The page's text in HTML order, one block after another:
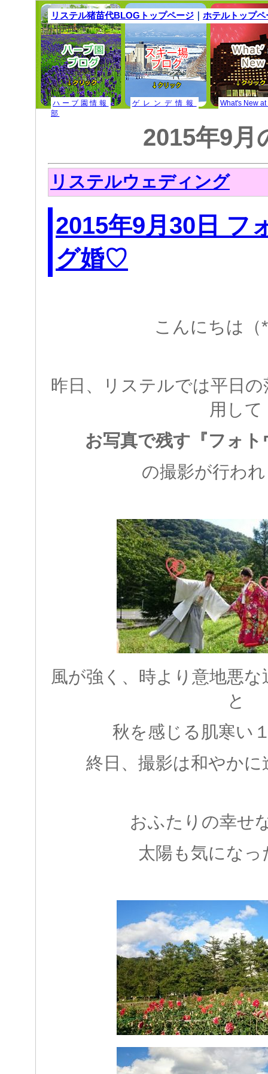
リステル猪苗代BLOGトップページ ｜ ホテルトップペ
ハーブ園情報 ゲレンデ情報
What's New at
部
2015年9月
リステルウェディング
2015年9月30日 フ
グ婚♡
こんにちは（
昨日、リステルでは平日
用して
お写真で残す『フォ
の撮影が行わ
風が強く、時より意地悪
と
秋を感じる肌寒い
終日、撮影は和やか
おふたりの幸せ
太陽も気にな